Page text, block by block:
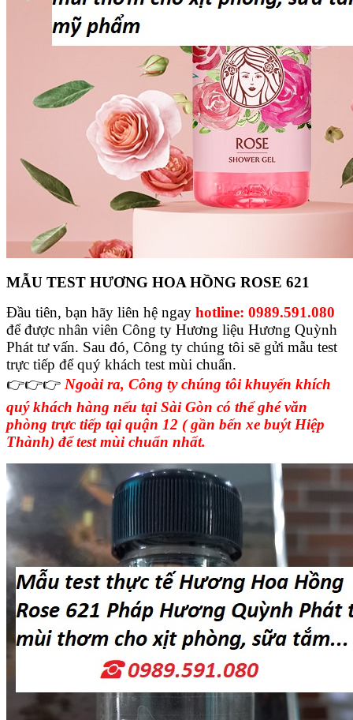
MẪU TEST HƯƠNG HOA HỒNG ROSE 621
Đầu tiên, bạn hãy liên hệ ngay hotline: 0989.591.080
để được nhân viên Công ty Hương liệu Hương Quỳnh
Phát tư vấn. Sau đó, Công ty chúng tôi sẽ gửi mẫu test
trực tiếp để quý khách test mùi chuẩn.
👉👉👉 Ngoài ra, Công ty chúng tôi khuyến khích
quý khách hàng nếu tại Sài Gòn có thể ghé văn
phòng trực tiếp tại quận 12 ( gần bến xe buýt Hiệp
Thành) để test mùi chuẩn nhất.